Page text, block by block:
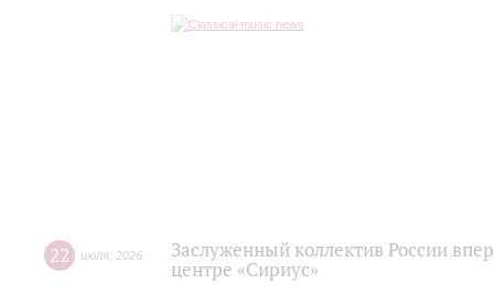
22 июля 2026
Заслуженный коллектив России
центре «Сириус»